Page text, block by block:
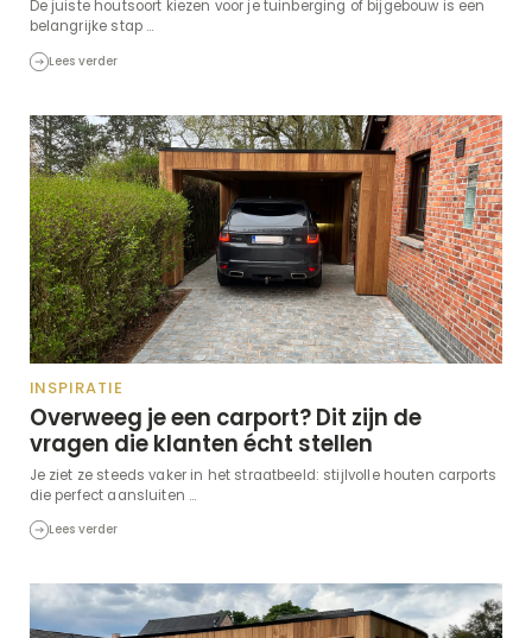
De juiste houtsoort kiezen voor je tuinberging of bijgebouw is een
belangrijke stap ...
Lees verder
INSPIRATIE
Overweeg je een carport? Dit zijn de
vragen die klanten écht stellen
Je ziet ze steeds vaker in het straatbeeld: stijlvolle houten carports
die perfect aansluiten ...
Lees verder